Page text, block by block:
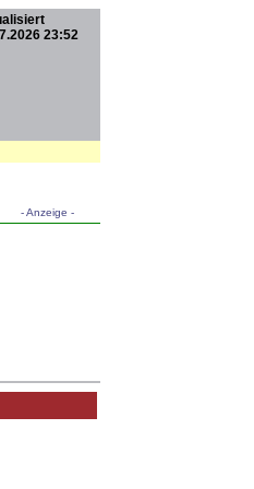
23:52
- Anzeige -